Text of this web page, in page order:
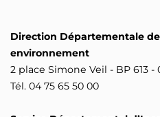
Direction Départementale
environnement
2 place Simone Veil - BP 613 -
Tél. 04 75 65 50 00